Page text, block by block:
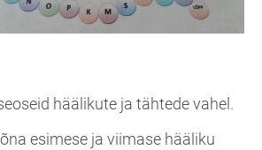
häälikute ja tähtede vahel.
esimese ja viimase hääliku